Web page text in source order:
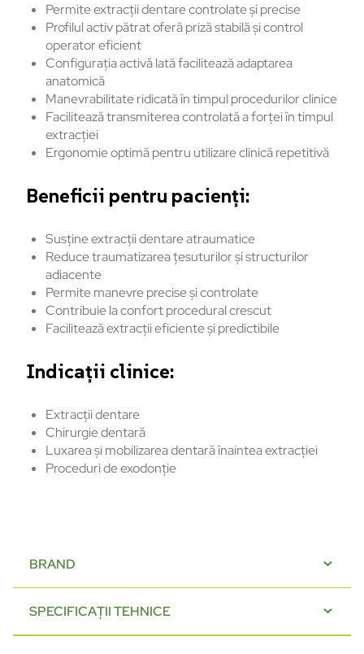
Permite extracții dentare controlate și precise
Profilul activ pătrat oferă priză stabilă și control
operator eficient
Configurația activă lată facilitează adaptarea
anatomică
Manevrabilitate ridicată în timpul procedurilor clinice
Facilitează transmiterea controlată a forței în timpul
extracției
Ergonomie optimă pentru utilizare clinică repetitivă
Beneficii pentru pacienți:
Susține extracții dentare atraumatice
Reduce traumatizarea țesuturilor și structurilor
adiacente
Permite manevre precise și controlate
Contribuie la confort procedural crescut
Facilitează extracții eficiente și predictibile
Indicații clinice:
Extracții dentare
Chirurgie dentară
Luxarea și mobilizarea dentară înaintea extracției
Proceduri de exodonție
BRAND
SPECIFICAȚII TEHNICE